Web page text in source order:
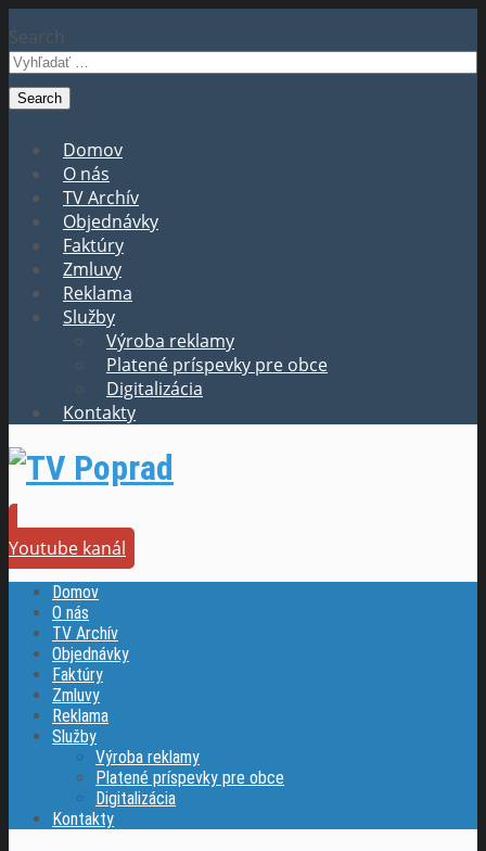
Search
Domov
O nás
TV Archív
Objednávky
Faktúry
Zmluvy
Reklama
Služby
Výroba reklamy
Platené príspevky pre obce
Digitalizácia
Kontakty
Youtube kanál
Domov
O nás
TV Archív
Objednávky
Faktúry
Zmluvy
Reklama
Služby
Výroba reklamy
Platené príspevky pre obce
Digitalizácia
Kontakty